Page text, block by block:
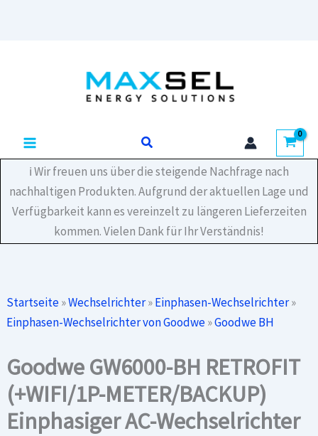
Suchen
ℹ️ Wir freuen uns über die steigende Nachfrage nach
nachhaltigen Produkten. Aufgrund der aktuellen Lage und
Verfügbarkeit kann es vereinzelt zu längeren Lieferzeiten
kommen. Vielen Dank für Ihr Verständnis!
Startseite»Wechselrichter»Einphasen-Wechselrichter»
Einphasen-Wechselrichter von Goodwe»Goodwe BH
Goodwe GW6000-BH RETROFIT
(+WIFI/1P-METER/BACKUP)
Einphasiger AC-Wechselrichter